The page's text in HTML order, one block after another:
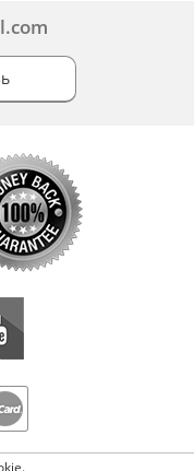
защищены.